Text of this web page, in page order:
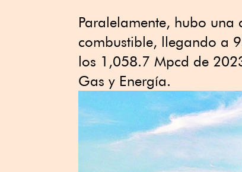
Paralelamente, hubo
combustible, llegando a
los 1,058.7 Mpcd de
Gas y Energía.